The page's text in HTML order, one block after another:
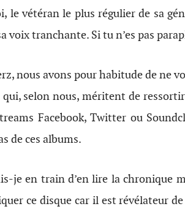
le vétéran le plus régulier de sa
voix tranchante. Si tu n’es pas
nous avons pour habitude de ne
qui, selon nous, méritent de
Facebook, Twitter ou
de ces albums.
je en train d’en lire la chronique
ce disque car il est révélateur